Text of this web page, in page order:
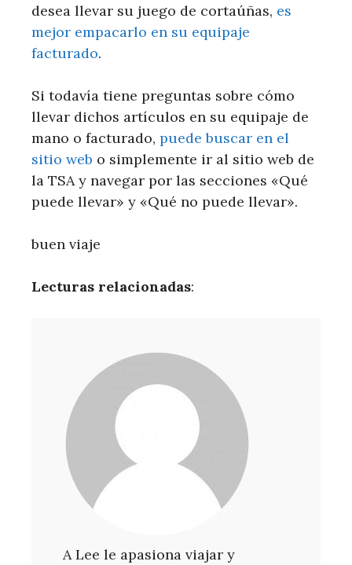
desea llevar su juego de cortaúñas, es
mejor empacarlo en su equipaje
facturado.
Si todavía tiene preguntas sobre cómo
llevar dichos artículos en su equipaje de
mano o facturado, puede buscar en el
sitio web o simplemente ir al sitio web de
la TSA y navegar por las secciones «Qué
puede llevar» y «Qué no puede llevar».
buen viaje
Lecturas relacionadas:
A Lee le apasiona viajar y